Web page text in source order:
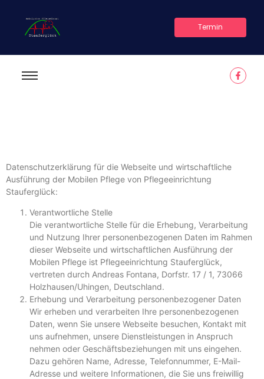
Termin
Datenschutzerklärung für die Webseite und wirtschaftliche
Ausführung der Mobilen Pflege von Pflegeeinrichtung
Stauferglück:
Verantwortliche Stelle
Die verantwortliche Stelle für die Erhebung, Verarbeitung
und Nutzung Ihrer personenbezogenen Daten im Rahmen
dieser Webseite und wirtschaftlichen Ausführung der
Mobilen Pflege ist Pflegeeinrichtung Stauferglück,
vertreten durch Andreas Fontana, Dorfstr. 17 / 1, 73066
Holzhausen/Uhingen, Deutschland.
Erhebung und Verarbeitung personenbezogener Daten
Wir erheben und verarbeiten Ihre personenbezogenen
Daten, wenn Sie unsere Webseite besuchen, Kontakt mit
uns aufnehmen, unsere Dienstleistungen in Anspruch
nehmen oder Geschäftsbeziehungen mit uns eingehen.
Dazu gehören Name, Adresse, Telefonnummer, E-Mail-
Adresse und weitere Informationen, die Sie uns freiwillig